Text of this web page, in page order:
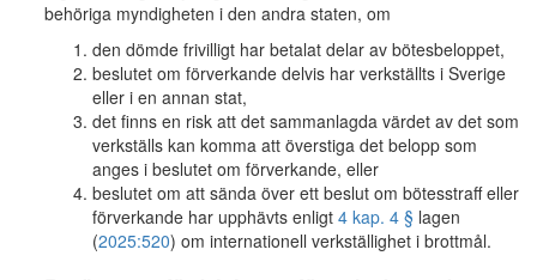
behöriga myndigheten i den andra staten, om
den dömde frivilligt har betalat delar av bötesbeloppet,
beslutet om förverkande delvis har verkställts i Sverige
eller i en annan stat,
det finns en risk att det sammanlagda värdet av det som
verkställs kan komma att överstiga det belopp som
anges i beslutet om förverkande, eller
beslutet om att sända över ett beslut om bötesstraff eller
förverkande har upphävts enligt 4 kap. 4 § lagen
(2025:520) om internationell verkställighet i brottmål.